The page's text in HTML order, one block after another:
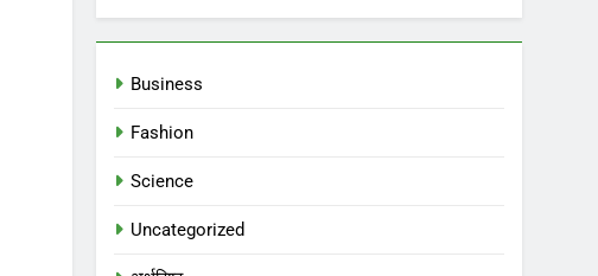
Business
Fashion
Science
Uncategorized